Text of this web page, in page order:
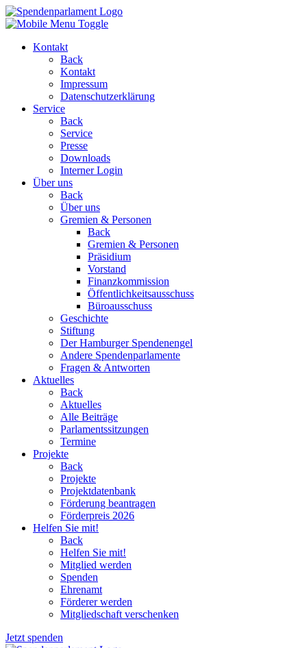
Kontakt
Back
Kontakt
Impressum
Datenschutzerklärung
Service
Back
Service
Presse
Downloads
Interner Login
Über uns
Back
Über uns
Gremien & Personen
Back
Gremien & Personen
Präsidium
Vorstand
Finanzkommission
Öffentlichkeitsausschuss
Büroausschuss
Geschichte
Stiftung
Der Hamburger Spendenengel
Andere Spendenparlamente
Fragen & Antworten
Aktuelles
Back
Aktuelles
Alle Beiträge
Parlamentssitzungen
Termine
Projekte
Back
Projekte
Projektdatenbank
Förderung beantragen
Förderpreis 2026
Helfen Sie mit!
Back
Helfen Sie mit!
Mitglied werden
Spenden
Ehrenamt
Förderer werden
Mitgliedschaft verschenken
Jetzt spenden